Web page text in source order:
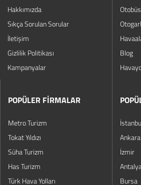
Hakkımızda
Sıkça Sorulan Sorular
İletişim
Gizlilik Politikası
Kampanyalar
Blog
POPÜLER FİRMALAR
Metro Turizm
Tokat Yıldızı
Süha Turizm
Has Turizm
Türk Hava Yolları
Ankara
İzmir
Bursa